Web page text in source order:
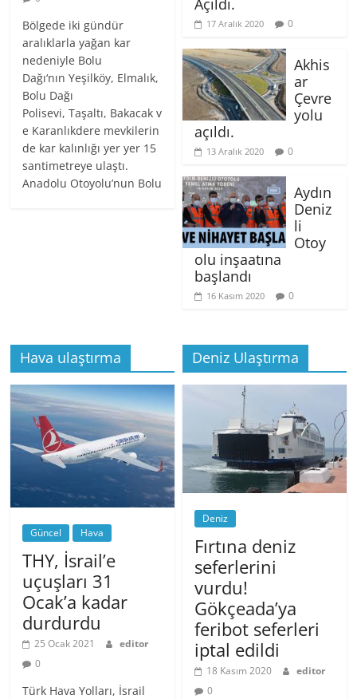
Bölgede iki gündür
aralıklarla yağan kar
nedeniyle Bolu
Dağı‘nın Yeşilköy, Elmalık,
Bolu Dağı
Polisevi, Taşaltı, Bakacak v
e Karanlıkdere mevkilerin
de kar kalınlığı yer yer 15
santimetreye ulaştı.
Anadolu Otoyolu’nun Bolu
17 Aralık 2020 0
Akhis
ar
Çevre
yolu
açıldı.
13 Aralık 2020 0
Aydın
Deniz
li
Otoy
olu inşaatına
başlandı
16 Kasım 2020 0
Hava ulaştırma
Güncel Hava
THY, İsrail’e
uçuşları 31
Ocak’a kadar
durdurdu
25 Ocak 2021
editor
0
Türk Hava Yolları, İsrail
Deniz Ulaştırma
Deniz
Fırtına deniz
seferlerini
vurdu!
Gökçeada’ya
feribot seferleri
iptal edildi
18 Kasım 2020
editor
0